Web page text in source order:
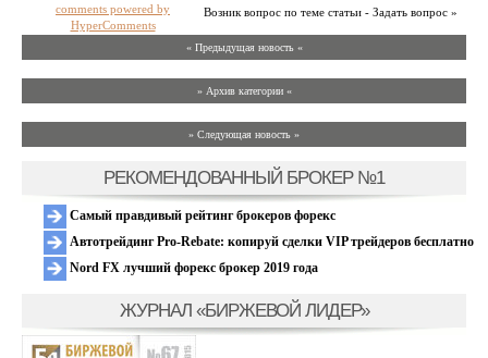
Возник вопрос по теме статьи - Задать вопрос »
comments powered by
HyperComments
« Предыдущая новость «
» Архив категории «
» Следующая новость »
РЕКОМЕНДОВАННЫЙ БРОКЕР №1
Самый правдивый рейтинг брокеров форекс
Автотрейдинг Pro-Rebate: копируй сделки VIP трейдеров бесплатно
Nord FX лучший форекс брокер 2019 года
ЖУРНАЛ «БИРЖЕВОЙ ЛИДЕР»